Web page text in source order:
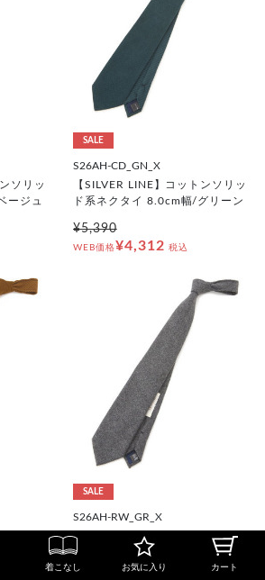
ソリッ
ージュ
SALE
S26AH-CD_GN_X
【SILVER LINE】コットンソリッ
ド系ネクタイ 8.0cm幅/グリーン
¥5,390
WEB価格¥4,312 税込
ソリッ
レンジ
SALE
S26AH-RW_GR_X
【SILVER LINE】ウールコットン
ブレンドソリッド系ネクタイ 8.0c
m幅/グレー/RE:NEWOOL
着こなし お気に入り カート